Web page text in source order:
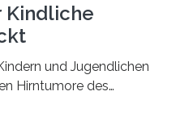
Kindliche
und Jugendlichen
Hirntumore des
Methoden geheilt